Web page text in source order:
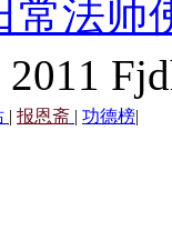
常法师
| 报恩斋 | 功德榜|